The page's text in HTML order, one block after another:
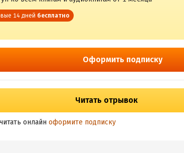
14 дней бесплатно
Оформить подписку
Читать отрывок
онлайн оформите подписку